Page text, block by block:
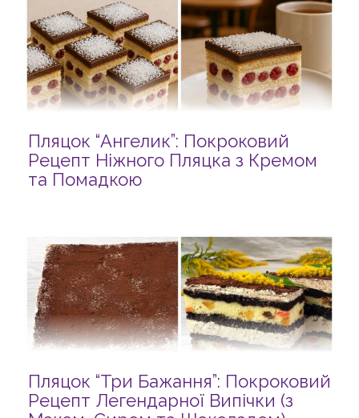
Пляцок “Ангелик”: Покроковий
Рецепт Ніжного Пляцка з Кремом
та Помадкою
Пляцок “Три Бажання”: Покроковий
Рецепт Легендарної Випічки (з